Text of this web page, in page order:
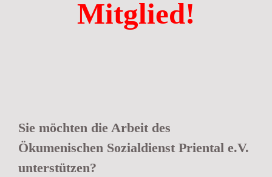
Mitglied!
Sie möchten die Arbeit des
Ökumenischen Sozialdienst Priental e.V.
unterstützen?